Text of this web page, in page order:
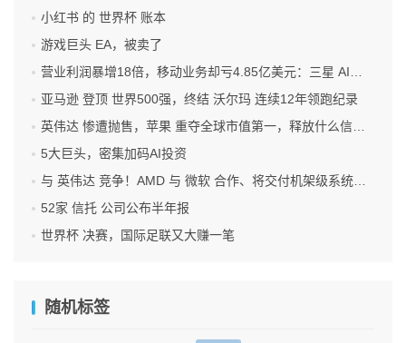
小红书 的 世界杯 账本
游戏巨头 EA，被卖了
营业利润暴增18倍，移动业务却亏4.85亿美元：三星 AI红利的另一面
亚马逊 登顶 世界500强，终结 沃尔玛 连续12年领跑纪录
英伟达 惨遭抛售，苹果 重夺全球市值第一，释放什么信号？
5大巨头，密集加码AI投资
与 英伟达 竞争！AMD 与 微软 合作、将交付机架级系统Helios
52家 信托 公司公布半年报
世界杯 决赛，国际足联又大赚一笔
随机标签